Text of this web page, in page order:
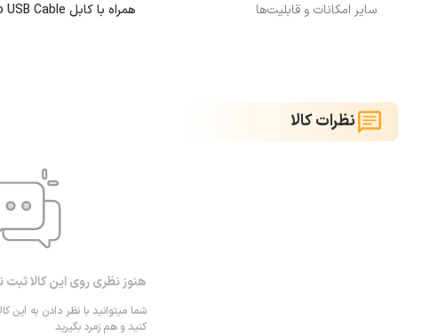
سایر امکانات و قابلیت‌ها همراه با كابل Micro Trunk to USB Cable
نظرات کالا
هنوز نظری روی این کالا
شما میتوانید با نظر دادن به این
کنید و هم زمرد بگیرید